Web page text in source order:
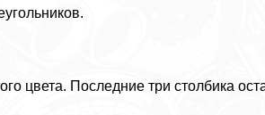
цвета. Последние три столбика